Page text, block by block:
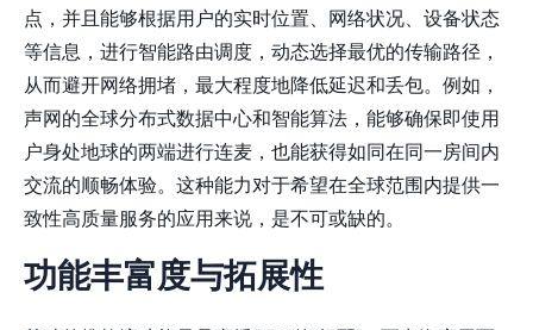
点，并且能够根据用户的实时位置、网络状况、设备状态
等信息，进行智能路由调度，动态选择最优的传输路径，
从而避开网络拥堵，最大程度地降低延迟和丢包。例如，
声网的全球分布式数据中心和智能算法，能够确保即使用
户身处地球的两端进行连麦，也能获得如同在同一房间内
交流的顺畅体验。这种能力对于希望在全球范围内提供一
致性高质量服务的应用来说，是不可或缺的。
功能丰富度与拓展性